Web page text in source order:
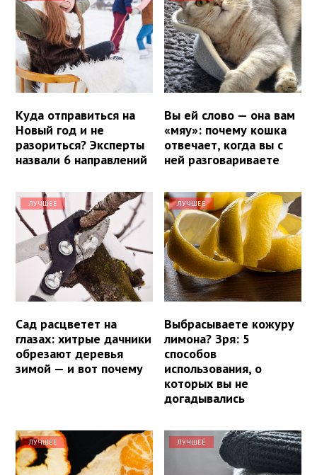
Куда отправиться на
Новый год и не
разориться? Эксперты
назвали 6 направлений
Вы ей слово — она вам
«мяу»: почему кошка
отвечает, когда вы с
ней разговариваете
ЛУЧШЕЕ
Сад расцветет на
глазах: хитрые дачники
обрезают деревья
зимой — и вот почему
ЛУЧШЕЕ
Выбрасываете кожуру
лимона? Зря: 5
способов
использования, о
которых вы не
догадывались
ЛУЧШЕЕ ЛУЧШЕЕ